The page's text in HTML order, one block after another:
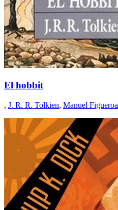
El hobbit
, J. R. R. Tolkien, Manuel Figueroa